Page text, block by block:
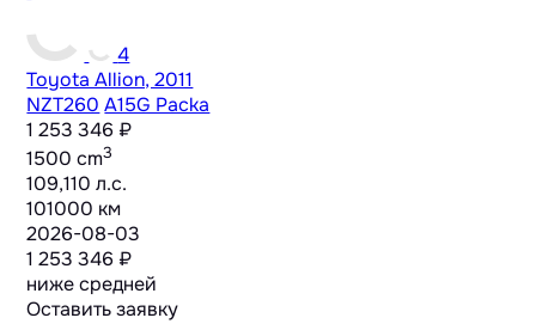
4
Toyota Allion, 2011
NZT260 A15G Packa
1 253 346 ₽
1500 cm3
109,110 л.с.
101000 км
2026-08-03
1 253 346 ₽
ниже средней
Оставить заявку